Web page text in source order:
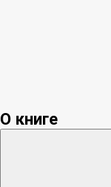
О книге